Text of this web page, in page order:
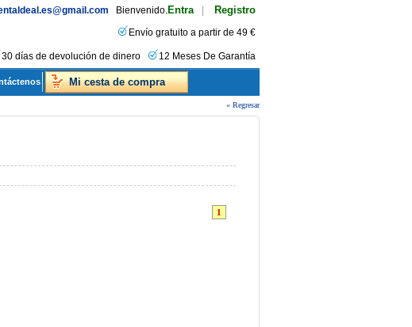
Bienvenido.Entra Registro
Envío gratuito a partir de 49 €
30 días de devolución de dinero 12 Meses De Garantía
Mi cesta de compra
« Regresar
1